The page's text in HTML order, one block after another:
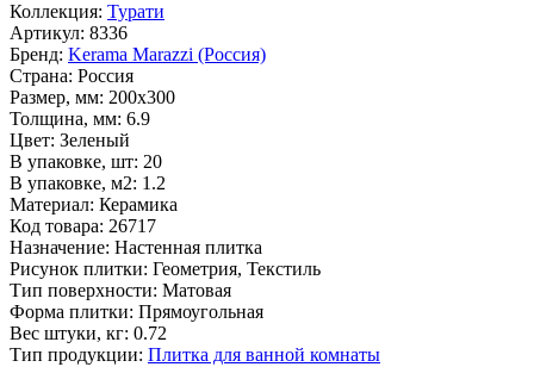
Коллекция: Турати
Артикул: 8336
Бренд: Kerama Marazzi (Россия)
Страна: Россия
Размер, мм: 200x300
Толщина, мм: 6.9
Цвет: Зеленый
В упаковке, шт: 20
В упаковке, м2: 1.2
Материал: Керамика
Код товара: 26717
Назначение: Настенная плитка
Рисунок плитки: Геометрия, Текстиль
Тип поверхности: Матовая
Форма плитки: Прямоугольная
Вес штуки, кг: 0.72
Тип продукции: Плитка для ванной комнаты